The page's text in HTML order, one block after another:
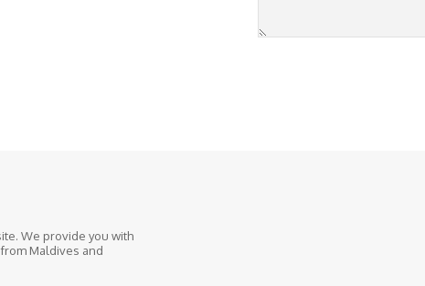
We provide you with
Maldives and